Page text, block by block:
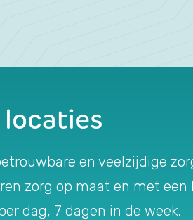
locaties
en veelzijdige
zorg op maat en met
dag, 7 dagen in de week.